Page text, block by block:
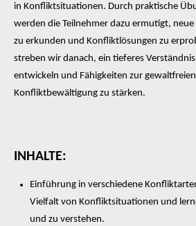
in Konfliktsituationen. Durch praktische
werden die Teilnehmer dazu ermutigt,
zu erkunden und Konfliktlösungen zu
streben wir danach, ein tieferes
entwickeln und Fähigkeiten zur
Konfliktbewältigung zu stärken.
INHALTE:
Einführung in verschiedene
Vielfalt von Konfliktsituationen und
und zu verstehen.